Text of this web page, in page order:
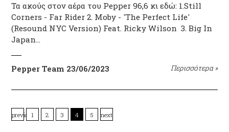
Τα ακούς στον αέρα του Pepper 96,6 κι εδώ: 1.Still
Corners - Far Rider 2. Moby - 'The Perfect Life'
(Resound NYC Version) Feat. Ricky Wilson 3. Big In
Japan…
Pepper Team 23/06/2023 Περισσότερα »
previous
1 2 3 4 5 next